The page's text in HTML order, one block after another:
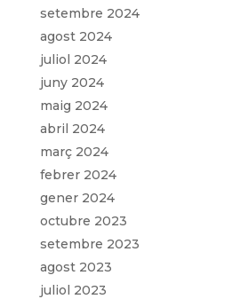
setembre 2024
agost 2024
juliol 2024
juny 2024
maig 2024
abril 2024
març 2024
febrer 2024
gener 2024
octubre 2023
setembre 2023
agost 2023
juliol 2023